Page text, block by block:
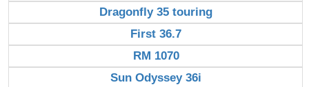
Dragonfly 35 touring
First 36.7
RM 1070
Sun Odyssey 36i